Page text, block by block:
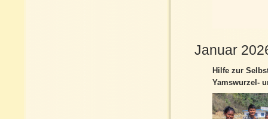
Januar
Hilfe zur
Yamswurzel-